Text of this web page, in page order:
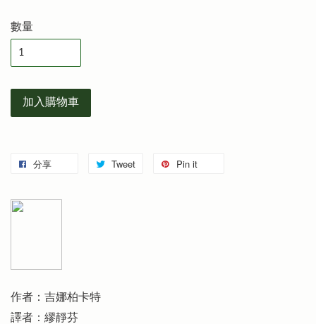
數量
加入購物車
分享 Tweet Pin it
作者：吉娜柏卡特
譯者：繆靜芬